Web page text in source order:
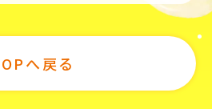
へ戻る